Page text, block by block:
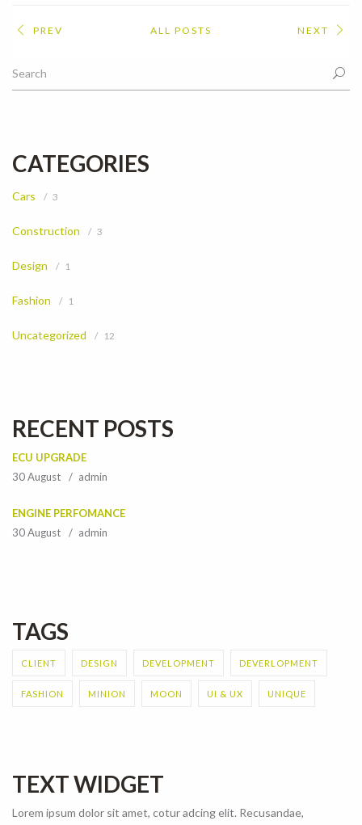
PREV ALL POSTS NEXT
CATEGORIES
Cars 3
Construction 3
Design 1
Fashion 1
Uncategorized 12
RECENT POSTS
ECU UPGRADE
30 August
admin
ENGINE PERFOMANCE
30 August
admin
TAGS
CLIENT DESIGN DEVELOPMENT DEVERLOPMENT
FASHION MINION MOON UI & UX UNIQUE
TEXT WIDGET
Lorem ipsum dolor sit amet, cotur adcing elit. Recusandae,